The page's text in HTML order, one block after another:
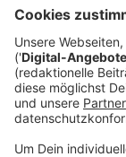
bewältigen.